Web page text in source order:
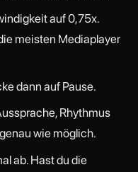
auf 0,75x.
meisten Mediaplayer
dann auf Pause.
Rhythmus
wie möglich.
ab. Hast du die